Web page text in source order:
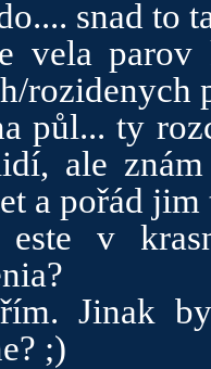
snad to
vela
rozidenych
půl... ty
ale
a pořád jim
v
Jinak
;)